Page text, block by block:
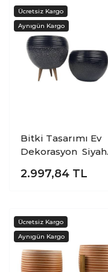
Saksılık
Bitki Tasarımı Ev
Dekorasyon Siyah
Saksılık Salon
Ayaklı)
2.997,84 TL